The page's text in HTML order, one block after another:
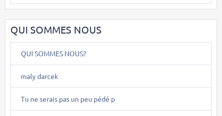
QUI SOMMES NOUS
QUI SOMMES NOUS?
maly darcek
Tu ne serais pas un peu pédé p